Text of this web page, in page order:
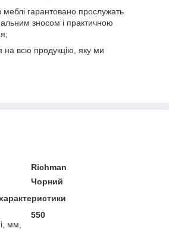
меблі гарантовано прослужать
зносом і практичною
на всю продукцію, яку ми
Richman
Чорний
мм,
550